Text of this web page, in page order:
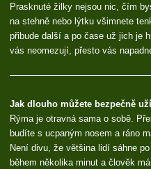
Prasknuté žilky nejsou nic, čím
na stehně nebo lýtku všimnete
přibude další a po čase už jich je
vás neomezují, přesto vás
Jak dlouho můžete bezpečně
Rýma je otravná sama o sobě.
budíte s ucpaným nosem a ráno
Není divu, že většina lidí sáhne
během několika minut a člověk